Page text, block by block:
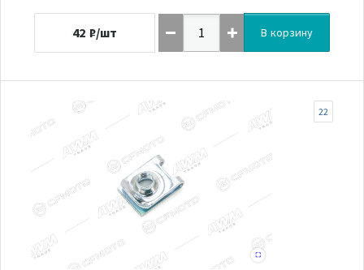
42 ₽/шт В корзину
22